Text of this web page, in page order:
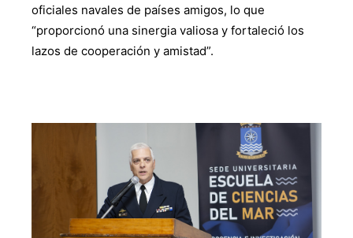
oficiales navales de países amigos, lo que
“proporcionó una sinergia valiosa y fortaleció los
lazos de cooperación y amistad”.